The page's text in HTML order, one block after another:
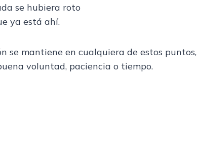
se hubiera roto
ya está ahí.
se mantiene en cualquiera de estos puntos,
voluntad, paciencia o tiempo.